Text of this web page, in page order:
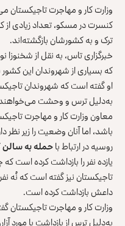
وزارت کار و مهاجرت
کنسرت در مسکو، تعداد زیادی از
ترک و به کشورشان بازگشته‌اند.
خبرگزاری تاس، به نقل از
که بسیاری از شهروندان این
او گفته است که شهروندان
به‌دلیل ترس و وحشت می‌خواهند
معاون وزارت کار و مهاجرت
باشد، اما آنان وضعیت را زیر نظر
روسیه در ارتباط باحمله به
یازده نفر را بازداشت کرده است
تاجیکستان نیز گفته است که نُه
داعش بازداشت کرده است.
وزارت کار و مهاجرت تاجیکستان
به‌دلیل ترس از بازداشت یا مورد